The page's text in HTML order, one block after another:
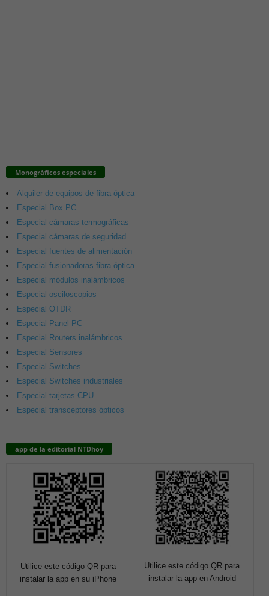
Monográficos especiales
Alquiler de equipos de fibra óptica
Especial Box PC
Especial cámaras termográficas
Especial cámaras de seguridad
Especial fuentes de alimentación
Especial fusionadoras fibra óptica
Especial módulos inalámbricos
Especial osciloscopios
Especial OTDR
Especial Panel PC
Especial Routers inalámbricos
Especial Sensores
Especial Switches
Especial Switches industriales
Especial tarjetas CPU
Especial transceptores ópticos
app de la editorial NTDhoy
Utilice este código QR para
instalar la app en su iPhone
Utilice este código QR para
instalar la app en Android